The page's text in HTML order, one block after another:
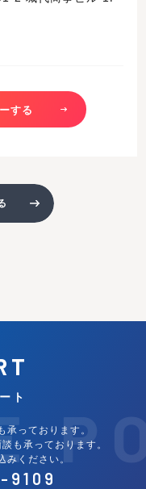
する
ト
承っております。
も承っております。
みください。
9109